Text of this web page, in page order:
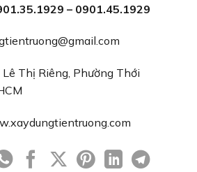
– 0901.45.1929
Lê Thị Riêng, Phường Thới